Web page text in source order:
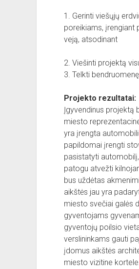
1. Gerinti viešųjų
poreikiams, įrengiant
veją, atsodinant
2. Viešinti projektą
3. Telkti
Projekto rezultatai:
Įgyvendinus projektą
miesto
yra įrengta
papildomai įrengti
pasistatyti
patogu atvežti
bus uždėtas
aikštės jau yra
miesto svečiai galės
gyventojams
gyventojų poilsio
verslininkams gauti
įdomus aikštės
miesto vizitine